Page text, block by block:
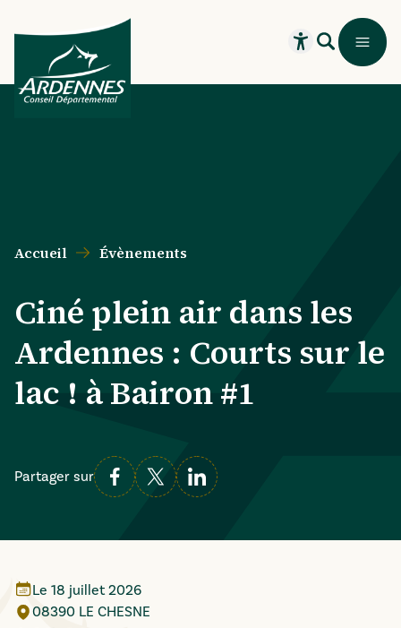
Recherche
Ouvrir leMenu
Accueil Évènements
Ciné plein air dans les
Ardennes : Courts sur le
lac ! à Bairon #1
Partager sur
Le 18 juillet 2026
08390 LE CHESNE